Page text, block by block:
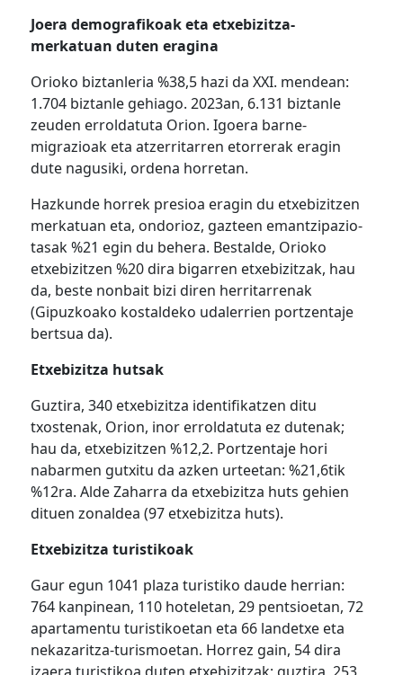
Joera demografikoak eta etxebizitza-
merkatuan duten eragina
Orioko biztanleria %38,5 hazi da XXI. mendean:
1.704 biztanle gehiago. 2023an, 6.131 biztanle
zeuden erroldatuta Orion. Igoera barne-
migrazioak eta atzerritarren etorrerak eragin
dute nagusiki, ordena horretan.
Hazkunde horrek presioa eragin du etxebizitzen
merkatuan eta, ondorioz, gazteen emantzipazio-
tasak %21 egin du behera. Bestalde, Orioko
etxebizitzen %20 dira bigarren etxebizitzak, hau
da, beste nonbait bizi diren herritarrenak
(Gipuzkoako kostaldeko udalerrien portzentaje
bertsua da).
Etxebizitza hutsak
Guztira, 340 etxebizitza identifikatzen ditu
txostenak, Orion, inor erroldatuta ez dutenak;
hau da, etxebizitzen %12,2. Portzentaje hori
nabarmen gutxitu da azken urteetan: %21,6tik
%12ra. Alde Zaharra da etxebizitza huts gehien
dituen zonaldea (97 etxebizitza huts).
Etxebizitza turistikoak
Gaur egun 1041 plaza turistiko daude herrian:
764 kanpinean, 110 hoteletan, 29 pentsioetan, 72
apartamentu turistikoetan eta 66 landetxe eta
nekazaritza-turismoetan. Horrez gain, 54 dira